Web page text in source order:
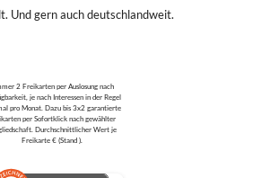
Und gern auch deutschlandweit.
2 Freikarten per Auslosung nach
je nach Interessen in der Regel
pro Monat. Dazu bis 3x2 garantierte
per Sofortklick nach gewählter
Durchschnittlicher Wert je
Freikarte € (Stand ).